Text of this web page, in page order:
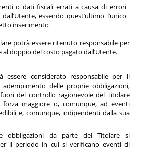
o dati fiscali errati a causa di errori
essendo quest’ultimo l’unico
inserimento
potrà essere ritenuto responsabile per
doppio del costo pagato dall’Utente.
essere considerato responsabile per il
delle proprie obbligazioni,
del controllo ragionevole del Titolare
maggiore o, comunque, ad eventi
e, comunque, indipendenti dalla sua
obbligazioni da parte del Titolare si
il periodo in cui si verificano eventi di